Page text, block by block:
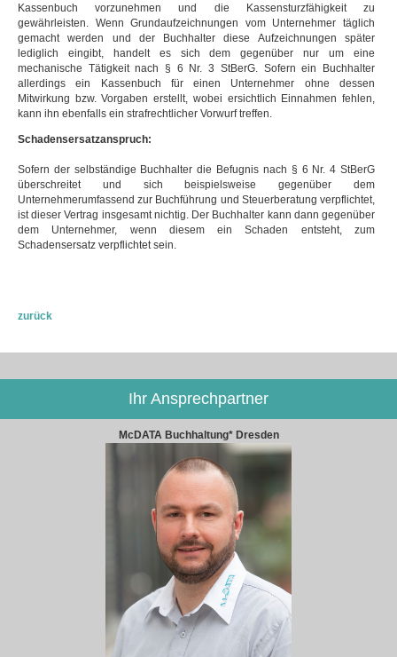
Kassenbuch vorzunehmen und die Kassensturzfähigkeit zu
gewährleisten. Wenn Grundaufzeichnungen vom Unternehmer täglich
gemacht werden und der Buchhalter diese Aufzeichnungen später
lediglich eingibt, handelt es sich dem gegenüber nur um eine
mechanische Tätigkeit nach § 6 Nr. 3 StBerG. Sofern ein Buchhalter
allerdings ein Kassenbuch für einen Unternehmer ohne dessen
Mitwirkung bzw. Vorgaben erstellt, wobei ersichtlich Einnahmen fehlen,
kann ihn ebenfalls ein strafrechtlicher Vorwurf treffen.
Schadensersatzanspruch:
Sofern der selbständige Buchhalter die Befugnis nach § 6 Nr. 4 StBerG
überschreitet und sich beispielsweise gegenüber dem
Unternehmerumfassend zur Buchführung und Steuerberatung verpflichtet,
ist dieser Vertrag insgesamt nichtig. Der Buchhalter kann dann gegenüber
dem Unternehmer, wenn diesem ein Schaden entsteht, zum
Schadensersatz verpflichtet sein.
zurück
Ihr Ansprechpartner
McDATA Buchhaltung* Dresden